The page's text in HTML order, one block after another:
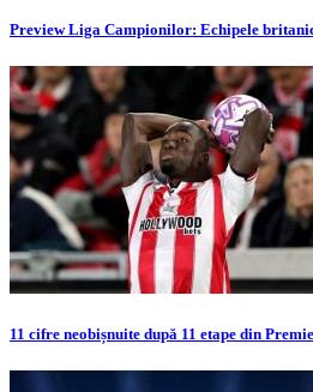
Preview Liga Campionilor: Echipele
11 cifre neobișnuite după 11 etape din